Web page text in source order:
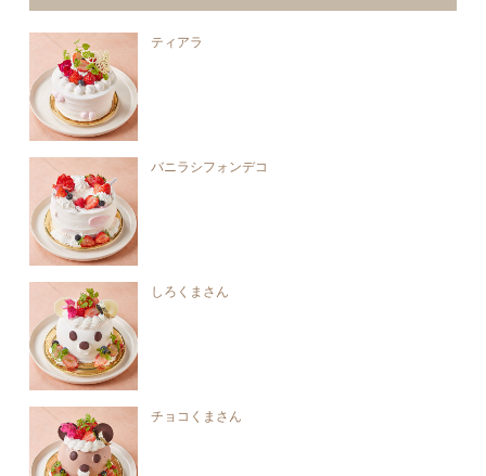
ティアラ
バニラシフォンデコ
しろくまさん
チョコくまさん